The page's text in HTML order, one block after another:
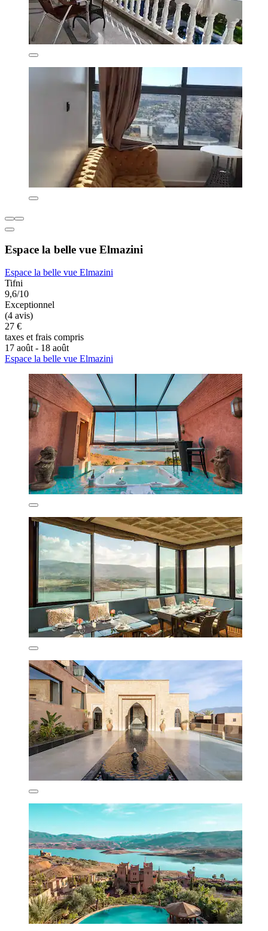
Espace la belle vue Elmazini
Espace la belle vue Elmazini
Tifni
9,6/10
Exceptionnel
(4 avis)
27 €
taxes et frais compris
17 août - 18 août
Espace la belle vue Elmazini